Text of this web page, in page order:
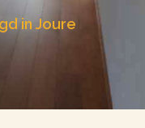
in Joure